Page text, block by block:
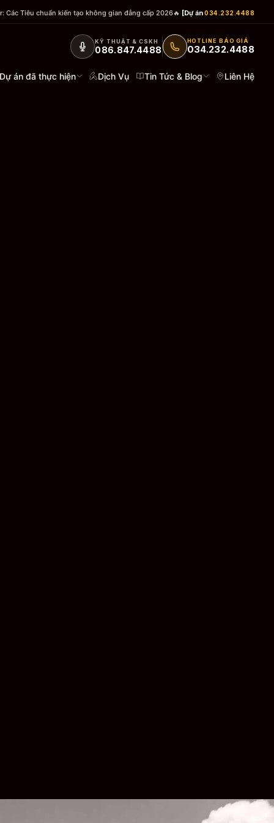
Các Tiêu chuẩn kiến tạo không gian đẳng cấp 2026🔥 [Dự án trong nhà]Lắp đặt
034.232.4488
KỸ THUẬT & CSKH
086.847.4488
HOTLINE BÁO GIÁ
034.232.4488
án đã thực hiện Dịch Vụ Tin Tức & Blog Liên Hệ